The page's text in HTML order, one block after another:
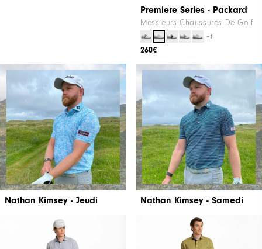
Premiere Series - Packard
Messieurs Chaussures De Golf
+1
260€
Nathan Kimsey - Jeudi Nathan Kimsey - Samedi